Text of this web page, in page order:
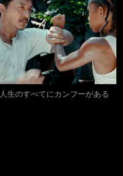
人生のすべてにカンフーがある